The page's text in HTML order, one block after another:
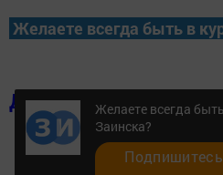
Желаете всегда быть в
Добавить в избранное
Желаете всегда
Заинска?